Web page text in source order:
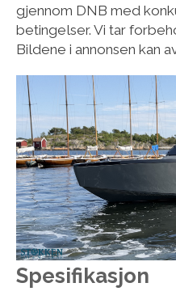
gjennom DNB med
betingelser. Vi tar
Bildene i annonsen kan
Spesifikasjon